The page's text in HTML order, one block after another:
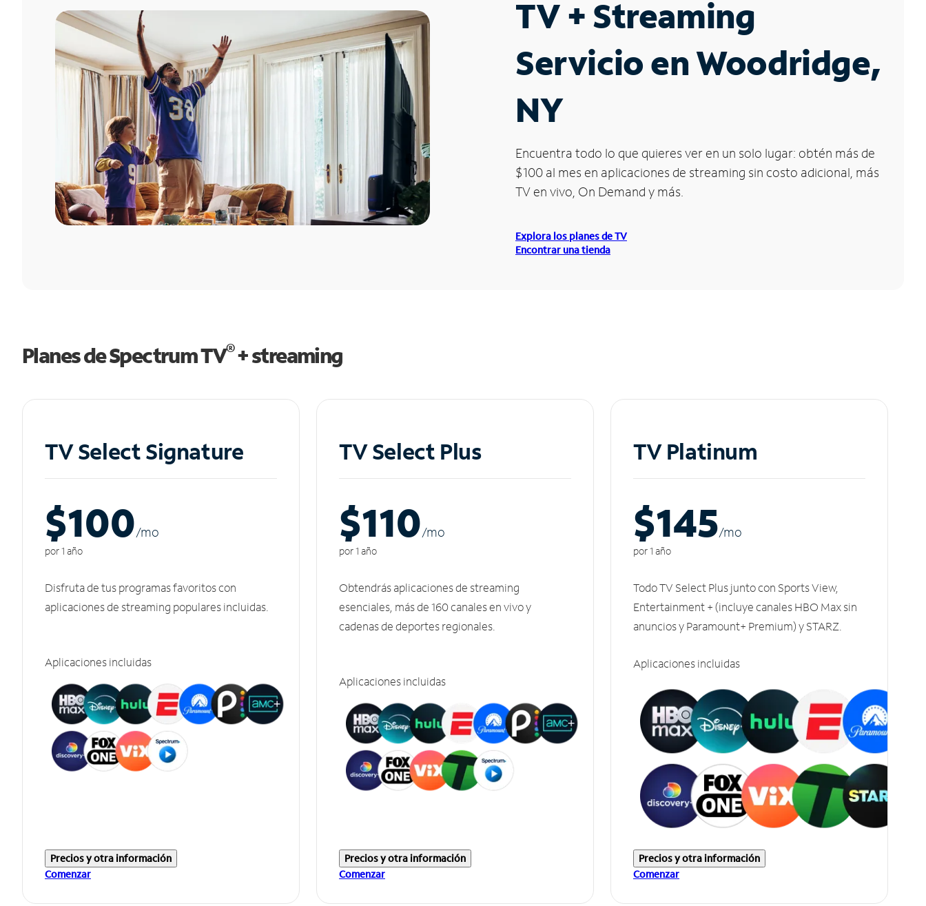
TV + Streaming
Servicio en Woodridge,
NY
Encuentra todo lo que quieres ver en un solo lugar: obtén más de
$100 al mes en aplicaciones de streaming sin costo adicional, más
TV en vivo, On Demand y más.
Explora los planes de TV
Encontrar una tienda
Planes de Spectrum TV®+ streaming
TV Select Signature
$100/mo
por 1 año
Disfruta de tus programas favoritos con
aplicaciones de streaming populares incluidas.
Aplicaciones incluidas
Precios y otra información
Comenzar
TV Select Plus
$110/mo
por 1 año
Obtendrás aplicaciones de streaming
esenciales, más de 160 canales en vivo y
cadenas de deportes regionales.
Aplicaciones incluidas
Precios y otra información
Comenzar
TV Platinum
$145/mo
por 1 año
Todo TV Select Plus junto con Sports View,
Entertainment + (incluye canales HBO Max sin
anuncios y Paramount+ Premium) y STARZ.
Aplicaciones incluidas
Precios y otra información
Comenzar